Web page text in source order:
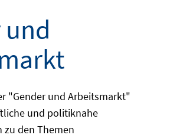
und
"Gender und Arbeitsmarkt"
und politiknahe
zu den Themen